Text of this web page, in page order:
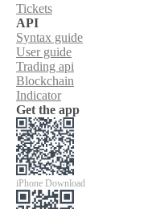
Tickets
API
Syntax guide
User guide
Trading api
Blockchain
Indicator
Get the app
iPhone Download